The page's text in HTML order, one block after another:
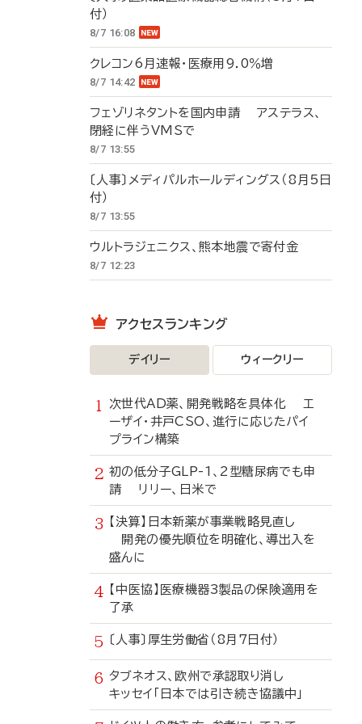
付）
8/7 16:08
クレコン6月速報・医療用9.0％増
8/7 14:42
フェゾリネタントを国内申請 アステラス、
閉経に伴うVMSで
8/7 13:55
〔人事〕メディパルホールディングス（8月5日
付）
8/7 13:55
ウルトラジェニクス、熊本地震で寄付金
8/7 12:23
アクセスランキング
デイリー ウィークリー
次世代AD薬、開発戦略を具体化 エ
ーザイ・井戸CSO、進行に応じたパイ
プライン構築
初の低分子GLP-1、2型糖尿病でも申
請 リリー、日米で
【決算】日本新薬が事業戦略見直し
開発の優先順位を明確化、導出入を
盛んに
【中医協】医療機器3製品の保険適用を
了承
〔人事〕厚生労働省（8月7日付）
タブネオス、欧州で承認取り消し
キッセイ「日本では引き続き協議中」